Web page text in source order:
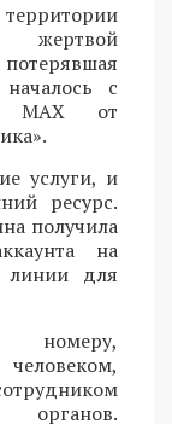
жертвой
с
MAX от
услуги, и
ресурс.
получила
на
линии для
номеру,